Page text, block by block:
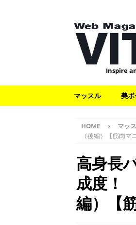
Inspire
マッスル 美ボ
HOME マッ
（後編）【筋肉マ
高身長
成度！
編）【